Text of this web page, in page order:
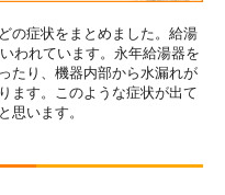
の症状をまとめました。給湯
われています。永年給湯器を
たり、機器内部から水漏れが
ます。このような症状が出て
思います。